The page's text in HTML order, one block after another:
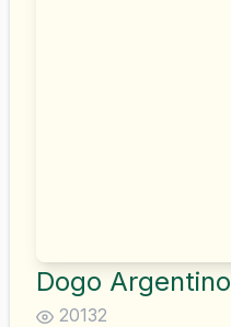
Dogo Argentino
20132